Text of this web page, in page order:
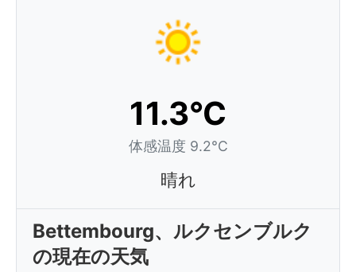
11.3°C
体感温度 9.2°C
晴れ
Bettembourg、ルクセンブルク
の現在の天気